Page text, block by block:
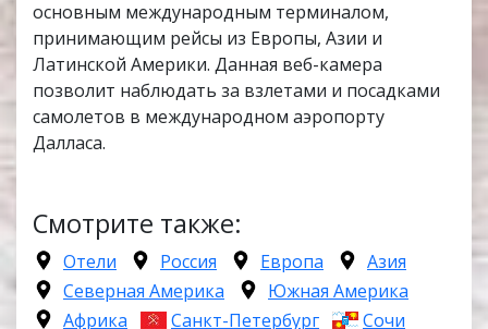
основным международным терминалом,
принимающим рейсы из Европы, Азии и
Латинской Америки. Данная веб-камера
позволит наблюдать за взлетами и посадками
самолетов в международном аэропорту
Далласа.
Смотрите также:
Отели Россия Европа
Азия
Северная Америка
Южная Америка
Африка
Санкт-Петербург
Сочи